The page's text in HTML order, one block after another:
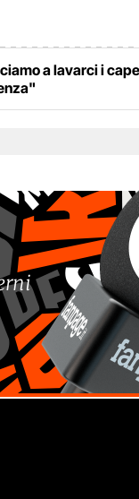
a lavarci i